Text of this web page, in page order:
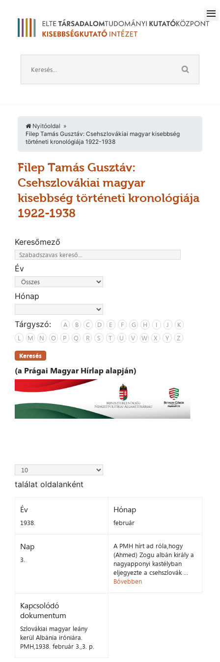
Nyitóoldal
Filep Tamás Gusztáv: Csehszlovákiai magyar kisebbség
történeti kronológiája 1922-1938
Filep Tamás Gusztáv:
Csehszlovákiai magyar
kisebbség történeti kronológiája
1922-1938
Keresőmező
Év
Hónap
Tárgyszó: A B C D E F G H I J
K
L
M N O P Q R S T U V W X Y Z
Keresés
(a Prágai Magyar Hírlap alapján)
találat oldalanként
Év
1938.
Hónap
február
Nap
3.
A PMH hírt ad róla,hogy
(Ahmed) Zogu albán király a
nagyapponyi kastélyban
eljegyezte a csehszlovák ...
Bővebben
Kapcsolódó
dokumentum
Szlovákiai magyar leány
kerül Albánia iróniára.
PMH,1938. február 3.,3. p.